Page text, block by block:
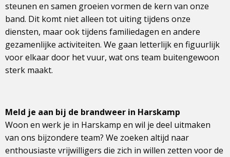
steunen en samen groeien vormen de kern van onze
band. Dit komt niet alleen tot uiting tijdens onze
diensten, maar ook tijdens familiedagen en andere
gezamenlijke activiteiten. We gaan letterlijk en figuurlijk
voor elkaar door het vuur, wat ons team buitengewoon
sterk maakt.
Meld je aan bij de brandweer in Harskamp
Woon en werk je in Harskamp en wil je deel uitmaken
van ons bijzondere team? We zoeken altijd naar
enthousiaste vrijwilligers die zich in willen zetten voor de